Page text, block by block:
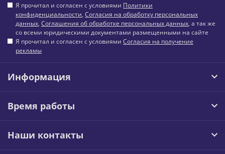
Я прочитал и согласен с условиями Политики
конфиденциальности, Согласия на обработку персональных
данных, Соглашения об обработке персональных данных, а так же
со всеми юридическими документами размещенными на сайте
Я прочитал и согласен с условиями Согласия на получение
рекламы
Информация
Время работы
Наши контакты